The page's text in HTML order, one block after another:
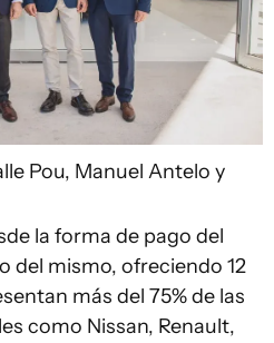
Pou, Manuel Antelo y
la forma de pago del
del mismo, ofreciendo 12
más del 75% de las
como Nissan, Renault,